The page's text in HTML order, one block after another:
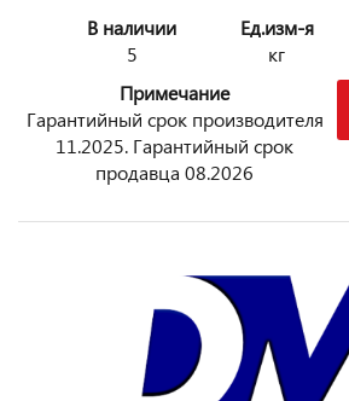
В наличии
5
Ед.изм-я
кг
Примечание
Гарантийный срок производителя
11.2025. Гарантийный срок
продавца 08.2026